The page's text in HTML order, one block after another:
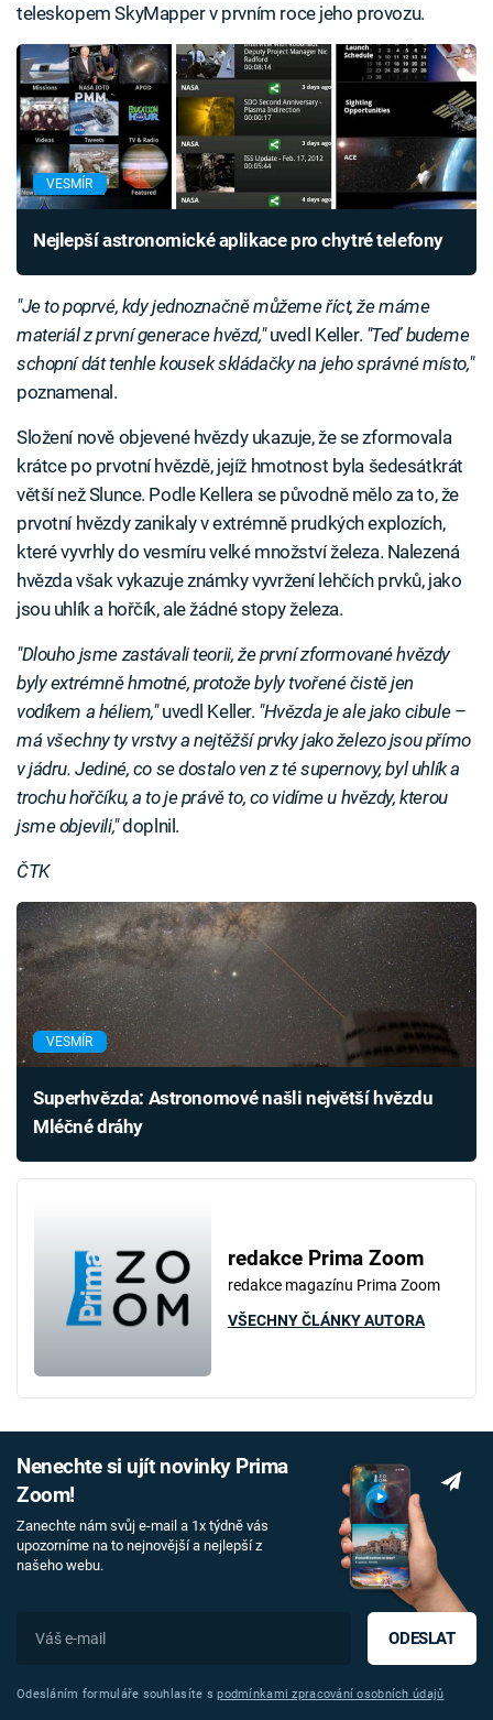
teleskopem SkyMapper v prvním roce jeho provozu.
VESMÍR
Nejlepší astronomické aplikace pro chytré telefony
"Je to poprvé, kdy jednoznačně můžeme říct, že máme
materiál z první generace hvězd,"uvedl Keller. "Teď budeme
schopní dát tenhle kousek skládačky na jeho správné místo,"
poznamenal.
Složení nově objevené hvězdy ukazuje, že se zformovala
krátce po prvotní hvězdě, jejíž hmotnost byla šedesátkrát
větší než Slunce. Podle Kellera se původně mělo za to, že
prvotní hvězdy zanikaly v extrémně prudkých explozích,
které vyvrhly do vesmíru velké množství železa. Nalezená
hvězda však vykazuje známky vyvržení lehčích prvků, jako
jsou uhlík a hořčík, ale žádné stopy železa.
"Dlouho jsme zastávali teorii, že první zformované hvězdy
byly extrémně hmotné, protože byly tvořené čistě jen
vodíkem a héliem,"uvedl Keller. "Hvězda je ale jako cibule –
má všechny ty vrstvy a nejtěžší prvky jako železo jsou přímo
v jádru. Jediné, co se dostalo ven z té supernovy, byl uhlík a
trochu hořčíku, a to je právě to, co vidíme u hvězdy, kterou
jsme objevili,"doplnil.
ČTK
VESMÍR
Superhvězda: Astronomové našli největší hvězdu
Mléčné dráhy
redakce Prima Zoom
redakce magazínu Prima Zoom
VŠECHNY ČLÁNKY AUTORA
Nenechte si ujít novinky Prima
Zoom!
Zanechte nám svůj e-mail a 1x týdně vás
upozorníme na to nejnovější a nejlepší z
našeho webu.
ODESLAT
Odesláním formuláře souhlasíte spodmínkami zpracování osobních údajů